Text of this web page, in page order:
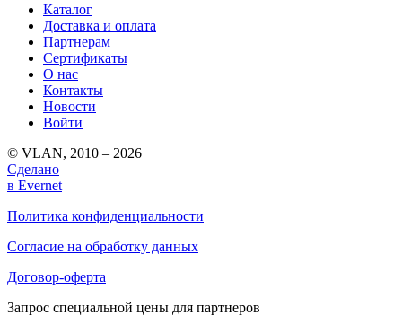
Каталог
Доставка и оплата
Партнерам
Сертификаты
О нас
Контакты
Новости
Войти
© VLAN, 2010 – 2026
Сделано
в Evernet
Политика конфиденциальности
Согласие на обработку данных
Договор-оферта
Запрос специальной цены для партнеров